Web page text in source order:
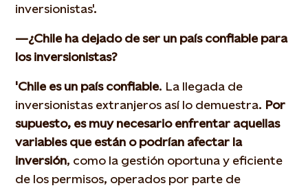
inversionistas'.
—¿Chile ha dejado de ser un país confiable para
los inversionistas?
'Chile es un país confiable. La llegada de
inversionistas extranjeros así lo demuestra. Por
supuesto, es muy necesario enfrentar aquellas
variables que están o podrían afectar la
inversión, como la gestión oportuna y eficiente
de los permisos, operados por parte de